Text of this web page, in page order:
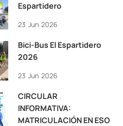
Espartidero
23 Jun 2026
Bici-Bus El Espartidero
2026
23 Jun 2026
CIRCULAR
INFORMATIVA:
MATRICULACIÓN EN ESO